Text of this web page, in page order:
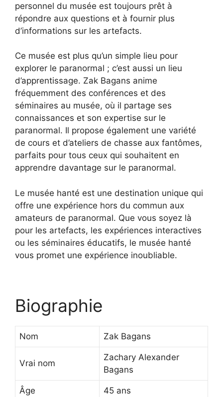
personnel du musée est toujours prêt à
répondre aux questions et à fournir plus
d’informations sur les artefacts.
Ce musée est plus qu’un simple lieu pour
explorer le paranormal ; c’est aussi un lieu
d’apprentissage. Zak Bagans anime
fréquemment des conférences et des
séminaires au musée, où il partage ses
connaissances et son expertise sur le
paranormal. Il propose également une variété
de cours et d’ateliers de chasse aux fantômes,
parfaits pour tous ceux qui souhaitent en
apprendre davantage sur le paranormal.
Le musée hanté est une destination unique qui
offre une expérience hors du commun aux
amateurs de paranormal. Que vous soyez là
pour les artefacts, les expériences interactives
ou les séminaires éducatifs, le musée hanté
vous promet une expérience inoubliable.
Biographie
Nom Zak Bagans
Vrai nom
Zachary Alexander
Bagans
Âge 45 ans